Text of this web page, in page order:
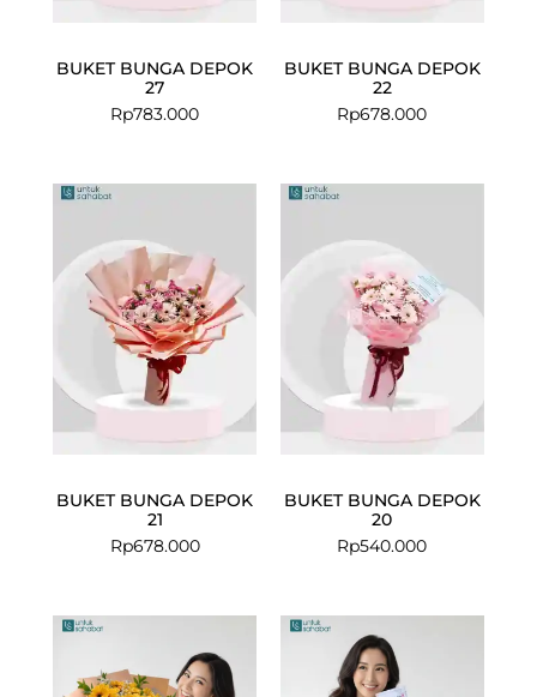
BUKET BUNGA DEPOK
27
Rp783.000
BUKET BUNGA DEPOK
22
Rp678.000
BUKET BUNGA DEPOK
21
Rp678.000
BUKET BUNGA DEPOK
20
Rp540.000